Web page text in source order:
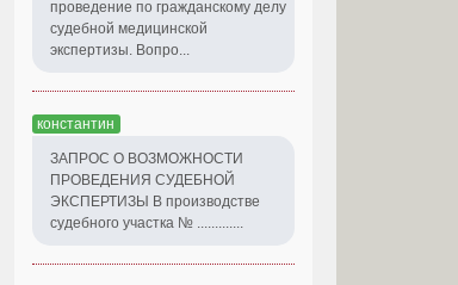
проведение по гражданскому делу
судебной медицинской
экспертизы. Вопро...
константин
ЗАПРОС О ВОЗМОЖНОСТИ
ПРОВЕДЕНИЯ СУДЕБНОЙ
ЭКСПЕРТИЗЫ В производстве
судебного участка № .............